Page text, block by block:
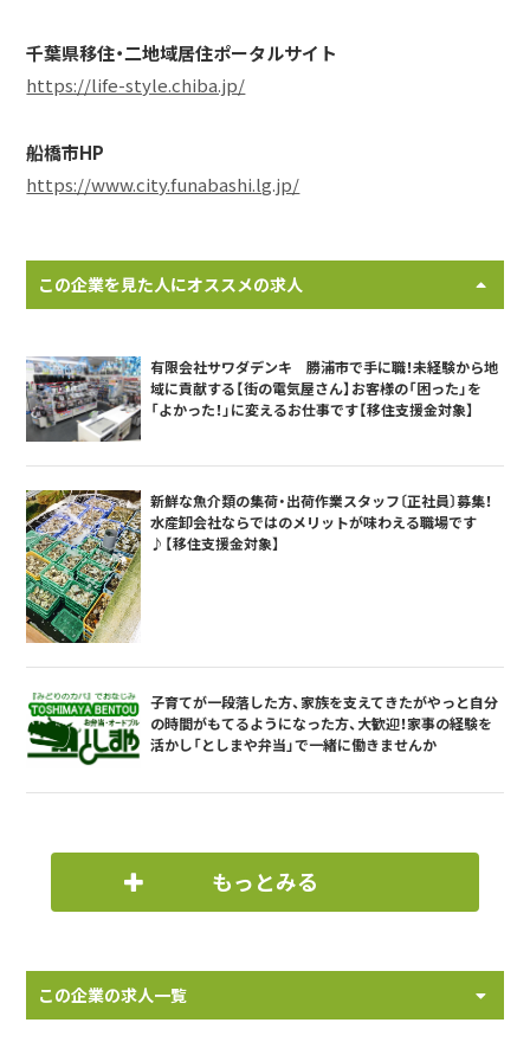
千葉県移住・二地域居住ポータルサイト
https://life-style.chiba.jp/
船橋市HP
https://www.city.funabashi.lg.jp/
この企業を見た人にオススメの求人
有限会社サワダデンキ 勝浦市で手に職！未経験から地
域に貢献する【街の電気屋さん】お客様の「困った」を
「よかった！」に変えるお仕事です【移住支援金対象】
新鮮な魚介類の集荷・出荷作業スタッフ〔正社員〕募集！
水産卸会社ならではのメリットが味わえる職場です
♪【移住支援金対象】
子育てが一段落した方、家族を支えてきたがやっと自分
の時間がもてるようになった方、大歓迎！家事の経験を
活かし「としまや弁当」で一緒に働きませんか
もっとみる
この企業の求人一覧